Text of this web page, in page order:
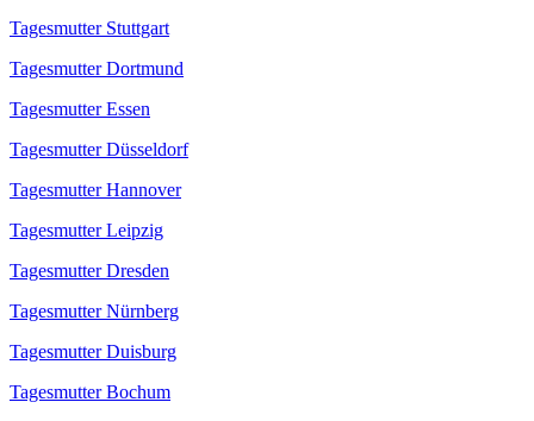
Tagesmutter Stuttgart
Tagesmutter Dortmund
Tagesmutter Essen
Tagesmutter Düsseldorf
Tagesmutter Hannover
Tagesmutter Leipzig
Tagesmutter Dresden
Tagesmutter Nürnberg
Tagesmutter Duisburg
Tagesmutter Bochum